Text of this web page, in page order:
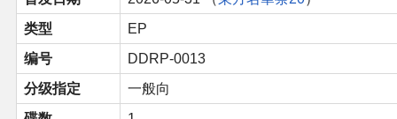
类型
EP
编号
DDRP-0013
分级指定
一般向
其他相关项目
二次创作与活动
展会及活动导航